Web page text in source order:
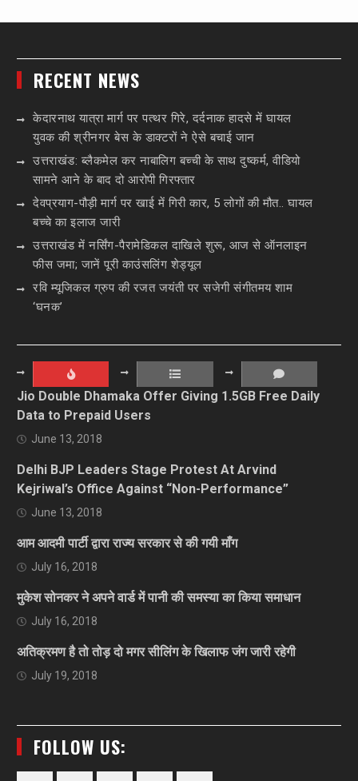
RECENT NEWS
केदारनाथ यात्रा मार्ग पर पत्थर गिरे, दर्दनाक हादसे में घायल
युवक की श्रीनगर बेस के डाक्टरों ने ऐसे बचाई जान
उत्तराखंड: ब्लैकमेल कर नाबालिग बच्ची के साथ दुष्कर्म, वीडियो
सामने आने के बाद दो आरोपी गिरफ्तार
देवप्रयाग-पौड़ी मार्ग पर खाई में गिरी कार, 5 लोगों की मौत.. घायल
बच्चे का इलाज जारी
उत्तराखंड में नर्सिंग-पैरामेडिकल दाखिले शुरू, आज से ऑनलाइन
फीस जमा; जानें पूरी काउंसलिंग शेड्यूल
रवि म्यूजिकल ग्रुप की रजत जयंती पर सजेगी संगीतमय शाम
‘घनक’
Jio Double Dhamaka Offer Giving 1.5GB Free Daily
Data to Prepaid Users
June 13, 2018
Delhi BJP Leaders Stage Protest At Arvind
Kejriwal’s Office Against “Non-Performance”
June 13, 2018
आम आदमी पार्टी द्वारा राज्य सरकार से की गयी माँग
July 16, 2018
मुकेश सोनकर ने अपने वार्ड में पानी की समस्या का किया समाधान
July 16, 2018
अतिक्रमण है तो तोड़ दो मगर सीलिंग के खिलाफ जंग जारी रहेगी
July 19, 2018
FOLLOW US: